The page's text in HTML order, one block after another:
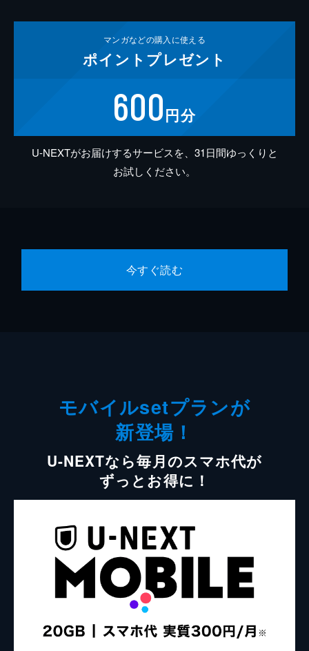
マンガなどの購入に使える
ポイント プレゼント
600円分
U-NEXTがお届けするサービスを、31日間ゆっくりと
お試しください。
今すぐ読む
モバイルsetプランが
新登場！
U-NEXTなら毎月のスマホ代が
ずっとお得に！